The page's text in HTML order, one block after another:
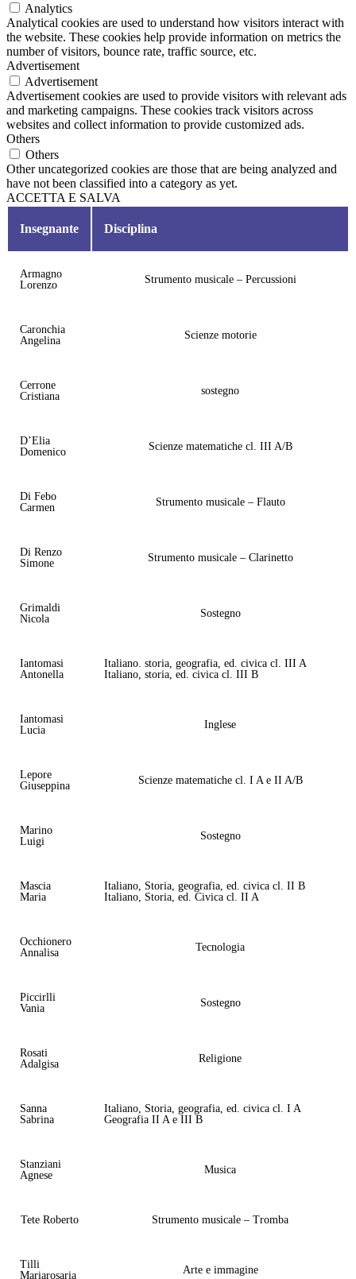
Analytics
Analytical cookies are used to understand how visitors interact with
the website. These cookies help provide information on metrics the
number of visitors, bounce rate, traffic source, etc.
Advertisement
Advertisement
Advertisement cookies are used to provide visitors with relevant ads
and marketing campaigns. These cookies track visitors across
websites and collect information to provide customized ads.
Others
Others
Other uncategorized cookies are those that are being analyzed and
have not been classified into a category as yet.
ACCETTA E SALVA
Insegnante Disciplina
Armagno
Lorenzo
Strumento musicale – Percussioni
Caronchia
Angelina
Scienze motorie
Cerrone
Cristiana
sostegno
D’Elia
Domenico
Scienze matematiche cl. III A/B
Di Febo
Carmen
Strumento musicale – Flauto
Di Renzo
Simone
Strumento musicale – Clarinetto
Grimaldi
Nicola
Sostegno
Iantomasi
Antonella
Italiano. storia, geografia, ed. civica cl. III A
Italiano, storia, ed. civica cl. III B
Iantomasi
Lucia
Inglese
Lepore
Giuseppina
Scienze matematiche cl. I A e II A/B
Marino
Luigi
Sostegno
Mascia
Maria
Italiano, Storia, geografia, ed. civica cl. II B
Italiano, Storia, ed. Civica cl. II A
Occhionero
Annalisa
Tecnologia
Piccirlli
Vania
Sostegno
Rosati
Adalgisa
Religione
Sanna
Sabrina
Italiano, Storia, geografia, ed. civica cl. I A
Geografia II A e III B
Stanziani
Agnese
Musica
Tete Roberto Strumento musicale – Tromba
Tilli
Mariarosaria
Arte e immagine